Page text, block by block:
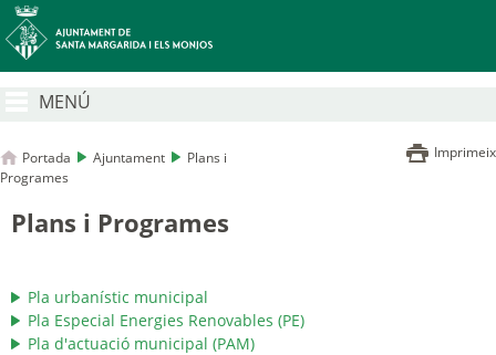
MENÚ
Portada Ajuntament
Plans i
Programes
Imprimeix
Plans i Programes
Pla urbanístic municipal
Pla Especial Energies Renovables (PE)
Pla d'actuació municipal (PAM)